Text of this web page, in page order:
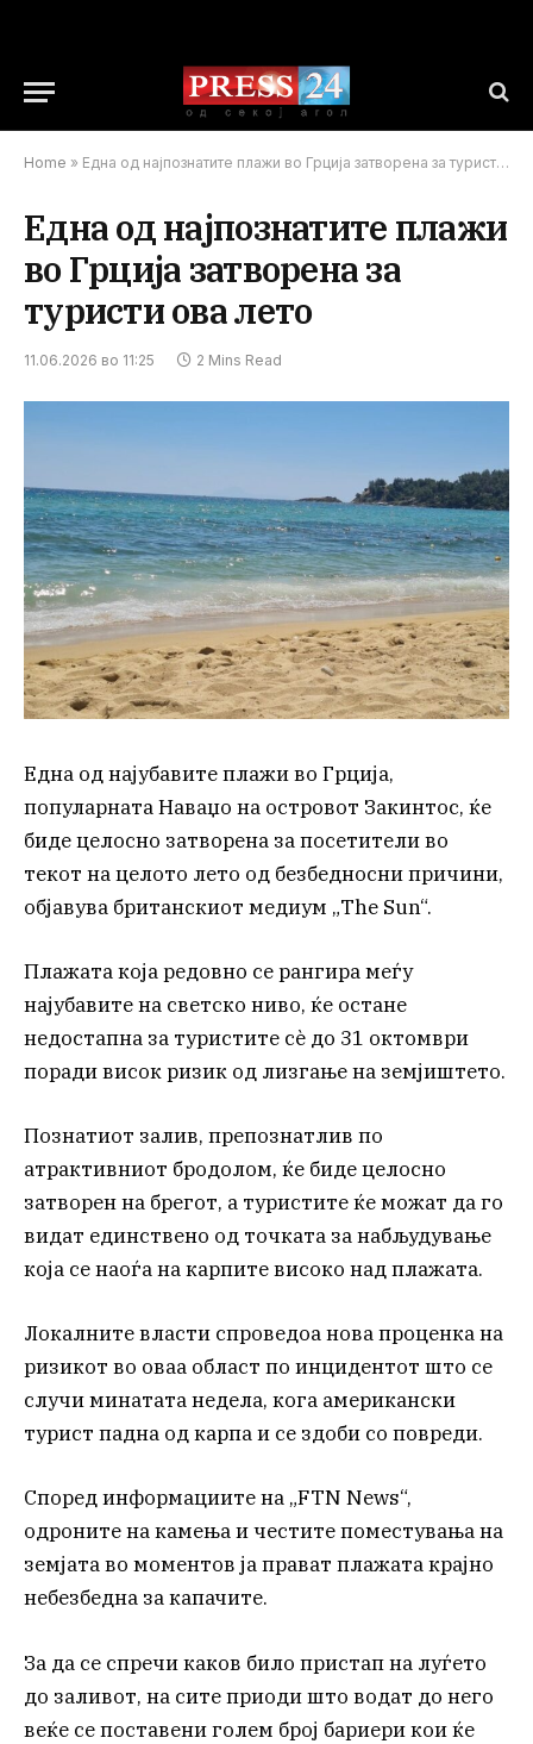
Home » Една од најпознатите плажи во Грција затворена за туристи ова лето
Една од најпознатите плажи
во Грција затворена за
туристи ова лето
11.06.2026 во 11:25 2 Mins Read
Една од најубавите плажи во Грција,
популарната Наваџо на островот Закинтос, ќе
биде целосно затворена за посетители во
текот на целото лето од безбедносни причини,
објавува британскиот медиум „The Sun“.
Плажата која редовно се рангира меѓу
најубавите на светско ниво, ќе остане
недостапна за туристите сè до 31 октомври
поради висок ризик од лизгање на земјиштето.
Познатиот залив, препознатлив по
атрактивниот бродолом, ќе биде целосно
затворен на брегот, а туристите ќе можат да го
видат единствено од точката за набљудување
која се наоѓа на карпите високо над плажата.
Локалните власти спроведоа нова проценка на
ризикот во оваа област по инцидентот што се
случи минатата недела, кога американски
турист падна од карпа и се здоби со повреди.
Според информациите на „FTN News“,
одроните на камења и честите поместувања на
земјата во моментов ја прават плажата крајно
небезбедна за капачите.
За да се спречи каков било пристап на луѓето
до заливот, на сите приоди што водат до него
веќе се поставени голем број бариери кои ќе